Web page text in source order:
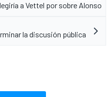
a Vettel por sobre Alonso
la discusión pública